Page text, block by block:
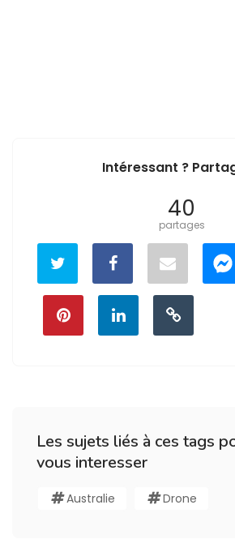
Intéressant ?
40
partages
Les sujets liés à ces tags
vous interesser
Australie Drone